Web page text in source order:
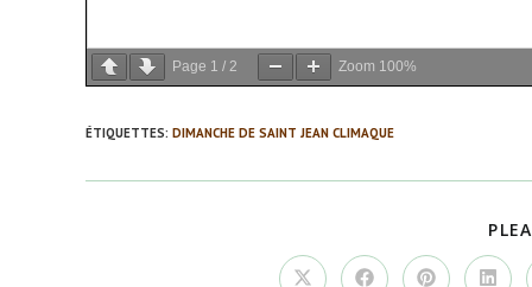
Page 1 / 2 Zoom 100%
ÉTIQUETTES: DIMANCHE DE SAINT JEAN CLIMAQUE